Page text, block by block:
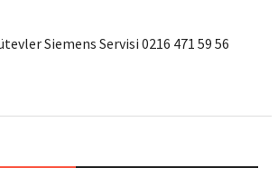
Siemens Servisi 0216 471 59 56